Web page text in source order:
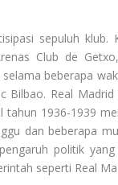
sepuluh klub.
Club de
beberapa
Bilbao. Real
tahun 1936-1939
dan beberapa
politik
seperti Real